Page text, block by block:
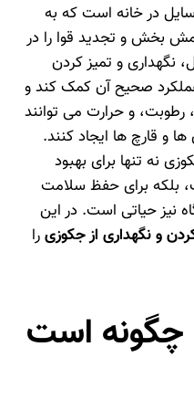
در خانه است که به
بخش و تجدید قوا را در
نگهداری و تمیز کردن
صحیح آن کمک کند و
و حرارت می‌ توانند
و قارچ‌ ها ایجاد کنند.
نه تنها برای بهبود
بلکه برای حفظ سلامت
نیز حیاتی است. در این
و نگهداری از جکوزیرا
چگونه است